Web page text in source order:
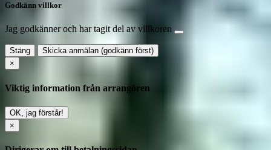
Godkänn villkor
Jag godkänner och har tagit del av villkoren
Stäng
Skicka anmälan (godkänn först)
×
Viktig information från arrangören
OK, jag förstår!
×